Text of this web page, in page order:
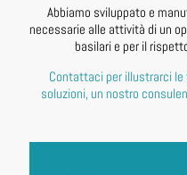
Abbiamo sviluppato e
necessarie alle attività di un
basilari e per il
Contattaci per illustrarci
soluzioni, un nostro